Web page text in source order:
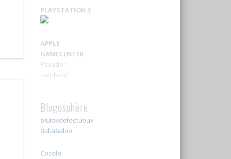
PLAYSTATION 3
APPLE
GAMECENTER
Pseudo :
sundvold
Blogosphère
bluraydefectueux
Bababaloo
Cocole